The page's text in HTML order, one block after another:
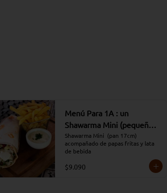
Menú Para 1A : un
Shawarma Mini (pequeño)
acompañado con papas
fritas y lata de bebida
Shawarma Mini  (pan 17cm)
acompañado de papas fritas y lata
de bebida
$9.090